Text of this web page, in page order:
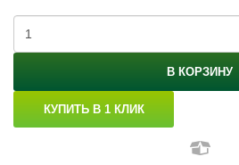
В КОРЗИНУ
КУПИТЬ В 1 КЛИК